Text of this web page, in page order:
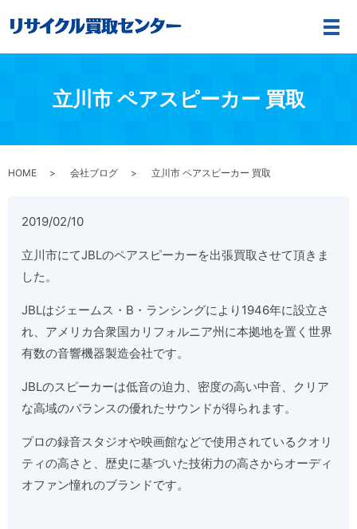
メ
立川市 ペアスピーカー 買取
HOME 会社ブログ 立川市 ペアスピーカー 買取
2019/02/10
立川市にてJBLのペアスピーカーを出張買取させて頂きま
した。
JBLはジェームス・B・ランシングにより1946年に設立さ
れ、アメリカ合衆国カリフォルニア州に本拠地を置く世界
有数の音響機器製造会社です。
JBLのスピーカーは低音の迫力、密度の高い中音、クリア
な高域のバランスの優れたサウンドが得られます。
プロの録音スタジオや映画館などで使用されているクオリ
ティの高さと、歴史に基づいた技術力の高さからオーディ
オファン憧れのブランドです。